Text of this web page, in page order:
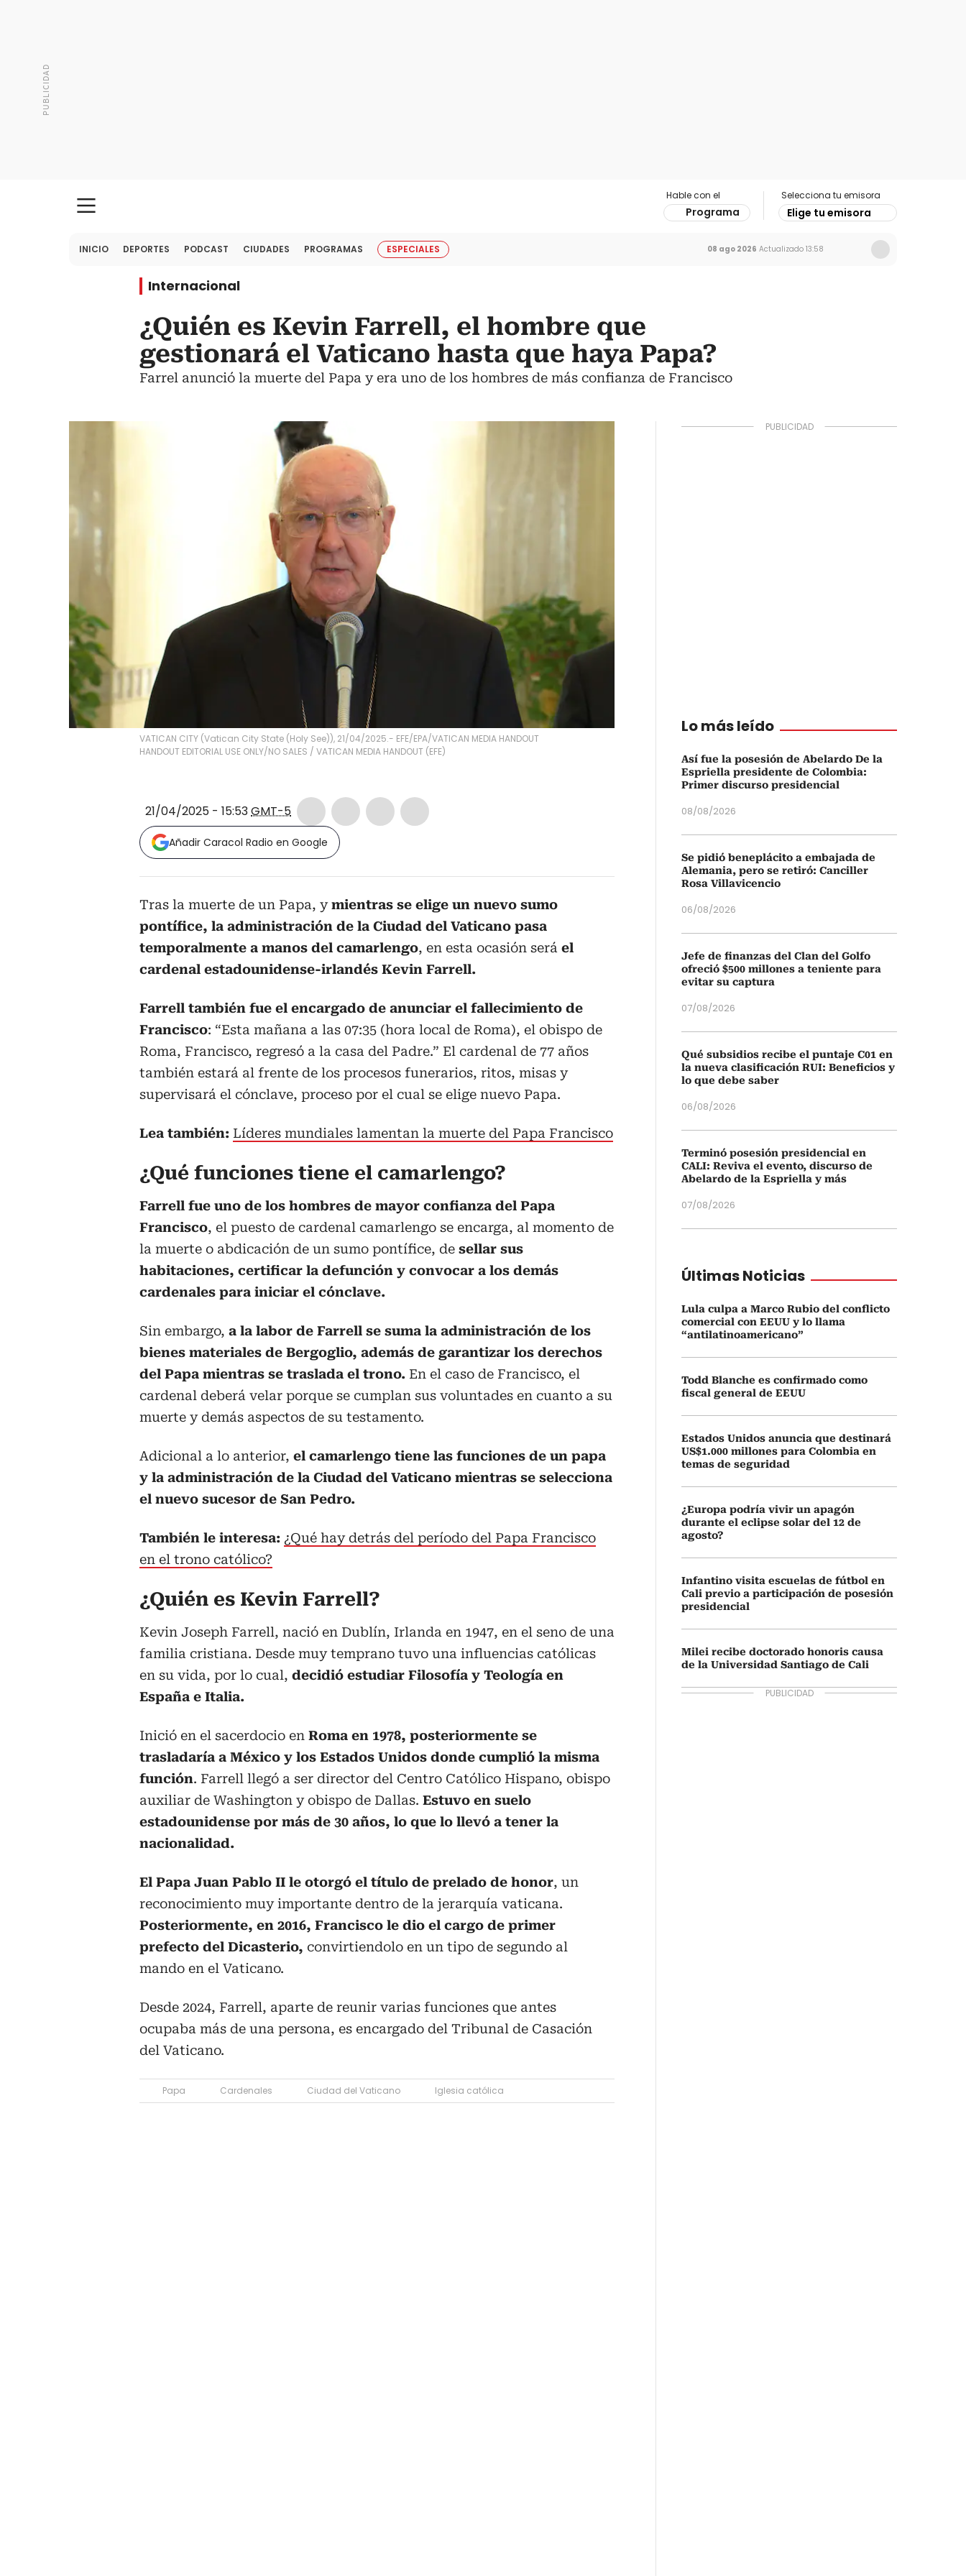
Hable con el
Programa
Selecciona tu emisora
Elige tu emisora
INICIO DEPORTES PODCAST CIUDADES PROGRAMAS ESPECIALES 08 ago 2026 Actualizado 13:58
Internacional
¿Quién es Kevin Farrell, el hombre que
gestionará el Vaticano hasta que haya Papa?
Farrel anunció la muerte del Papa y era uno de los hombres de más confianza de Francisco
VATICAN CITY (Vatican City State (Holy See)), 21/04/2025.- EFE/EPA/VATICAN MEDIA HANDOUT
HANDOUT EDITORIAL USE ONLY/NO SALES / VATICAN MEDIA HANDOUT (EFE)
21/04/2025 - 15:53GMT-5
Añadir Caracol Radio en Google
Tras la muerte de un Papa, ymientras se elige un nuevo sumo
pontífice, la administración de la Ciudad del Vaticano pasa
temporalmente a manos del camarlengo, en esta ocasión será el
cardenal estadounidense-irlandés Kevin Farrell.
Farrell también fue el encargado de anunciar el fallecimiento de
Francisco: “Esta mañana a las 07:35 (hora local de Roma), el obispo de
Roma, Francisco, regresó a la casa del Padre.” El cardenal de 77 años
también estará al frente de los procesos funerarios, ritos, misas y
supervisará el cónclave, proceso por el cual se elige nuevo Papa.
Lea también: Líderes mundiales lamentan la muerte del Papa Francisco
¿Qué funciones tiene el camarlengo?
Farrell fue uno de los hombres de mayor confianza del Papa
Francisco, el puesto de cardenal camarlengo se encarga, al momento de
la muerte o abdicación de un sumo pontífice, de sellar sus
habitaciones, certificar la defunción y convocar a los demás
cardenales para iniciar el cónclave.
Sin embargo, a la labor de Farrell se suma la administración de los
bienes materiales de Bergoglio, además de garantizar los derechos
del Papa mientras se traslada el trono. En el caso de Francisco, el
cardenal deberá velar porque se cumplan sus voluntades en cuanto a su
muerte y demás aspectos de su testamento.
Adicional a lo anterior, el camarlengo tiene las funciones de un papa
y la administración de la Ciudad del Vaticano mientras se selecciona
el nuevo sucesor de San Pedro.
También le interesa: ¿Qué hay detrás del período del Papa Francisco
en el trono católico?
¿Quién es Kevin Farrell?
Kevin Joseph Farrell, nació en Dublín, Irlanda en 1947, en el seno de una
familia cristiana. Desde muy temprano tuvo una influencias católicas
en su vida, por lo cual, decidió estudiar Filosofía y Teología en
España e Italia.
Inició en el sacerdocio en Roma en 1978, posteriormente se
trasladaría a México y los Estados Unidos donde cumplió la misma
función. Farrell llegó a ser director del Centro Católico Hispano, obispo
auxiliar de Washington y obispo de Dallas. Estuvo en suelo
estadounidense por más de 30 años, lo que lo llevó a tener la
nacionalidad.
El Papa Juan Pablo II le otorgó el título de prelado de honor, un
reconocimiento muy importante dentro de la jerarquía vaticana.
Posteriormente, en 2016, Francisco le dio el cargo de primer
prefecto del Dicasterio, convirtiendolo en un tipo de segundo al
mando en el Vaticano.
Desde 2024, Farrell, aparte de reunir varias funciones que antes
ocupaba más de una persona, es encargado del Tribunal de Casación
del Vaticano.
Papa Cardenales Ciudad del Vaticano Iglesia católica
Lo más leído
Así fue la posesión de Abelardo De la
Espriella presidente de Colombia:
Primer discurso presidencial
08/08/2026
Se pidió beneplácito a embajada de
Alemania, pero se retiró: Canciller
Rosa Villavicencio
06/08/2026
Jefe de finanzas del Clan del Golfo
ofreció $500 millones a teniente para
evitar su captura
07/08/2026
Qué subsidios recibe el puntaje C01 en
la nueva clasificación RUI: Beneficios y
lo que debe saber
06/08/2026
Terminó posesión presidencial en
CALI: Reviva el evento, discurso de
Abelardo de la Espriella y más
07/08/2026
Últimas Noticias
Lula culpa a Marco Rubio del conflicto
comercial con EEUU y lo llama
“antilatinoamericano”
Todd Blanche es confirmado como
fiscal general de EEUU
Estados Unidos anuncia que destinará
US$1.000 millones para Colombia en
temas de seguridad
¿Europa podría vivir un apagón
durante el eclipse solar del 12 de
agosto?
Infantino visita escuelas de fútbol en
Cali previo a participación de posesión
presidencial
Milei recibe doctorado honoris causa
de la Universidad Santiago de Cali